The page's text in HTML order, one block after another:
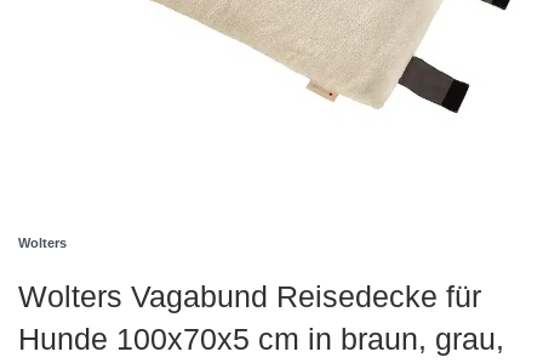
Wolters
Wolters Vagabund Reisedecke für
Hunde 100x70x5 cm in braun, grau,